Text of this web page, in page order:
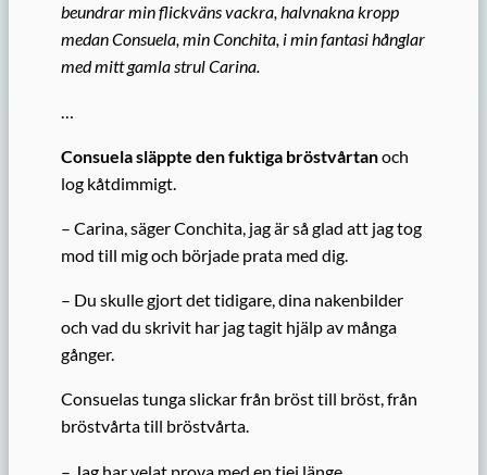
beundrar min flickväns vackra, halvnakna kropp
medan Consuela, min Conchita, i min fantasi hånglar
med mitt gamla strul Carina.
Consuela släppte den fuktiga bröstvårtanoch
log kåtdimmigt.
– Carina, säger Conchita, jag är så glad att jag tog
mod till mig och började prata med dig.
– Du skulle gjort det tidigare, dina nakenbilder
och vad du skrivit har jag tagit hjälp av många
gånger.
Consuelas tunga slickar från bröst till bröst, från
bröstvårta till bröstvårta.
– Jag har velat prova med en tjej länge.